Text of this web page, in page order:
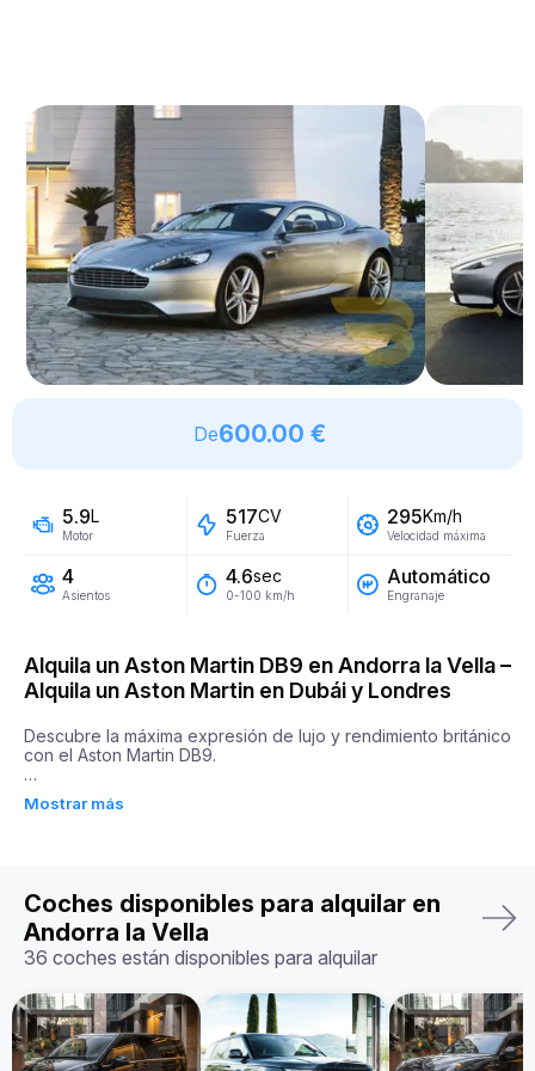
De600.00 €
5.9L
Motor
517CV
Fuerza
295Km/h
Velocidad máxima
4
Asientos
4.6sec
0-100 km/h
Automático
Engranaje
Alquila un Aston Martin DB9 en Andorra la Vella –
Alquila un Aston Martin en Dubái y Londres
Descubre la máxima expresión de lujo y rendimiento británico
con el Aston Martin DB9.
elegancia y precisión en la ingeniería. Equipado con un motor
que su diseño impactante y su interior artesanal reflejan un
nivel de detalle impecable. La cabina ofrece tapicería de
cuero de primera calidad, tecnología avanzada y un
equilibrio perfecto entre lujo y deportividad.
ocasión especial, alquilar un Aston Martin en Europa te
permitirá disfrutar del máximo rendimiento con un estilo
inigualable.
Mostrar más
Coches disponibles para alquilar en
Andorra la Vella
36 coches están disponibles para alquilar